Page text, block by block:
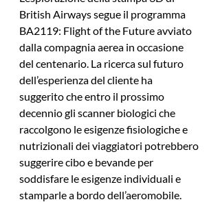
British Airways segue il programma
BA2119: Flight of the Future avviato
dalla compagnia aerea in occasione
del centenario. La ricerca sul futuro
dell’esperienza del cliente ha
suggerito che entro il prossimo
decennio gli scanner biologici che
raccolgono le esigenze fisiologiche e
nutrizionali dei viaggiatori potrebbero
suggerire cibo e bevande per
soddisfare le esigenze individuali e
stamparle a bordo dell’aeromobile.